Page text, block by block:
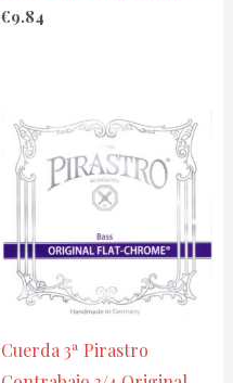
€9.84
Cuerda 3ª Pirastro